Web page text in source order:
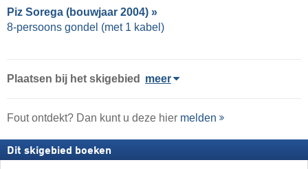
Piz Sorega (bouwjaar 2004) »
8-persoons gondel (met 1 kabel)
Plaatsen bij het skigebied meer
Fout ontdekt? Dan kunt u deze hier melden
Dit skigebied boeken